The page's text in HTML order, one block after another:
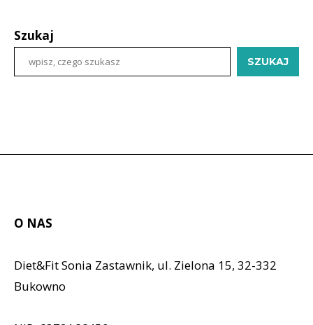
Szukaj
SZUKAJ
O NAS
Diet&Fit Sonia Zastawnik, ul. Zielona 15, 32-332
Bukowno